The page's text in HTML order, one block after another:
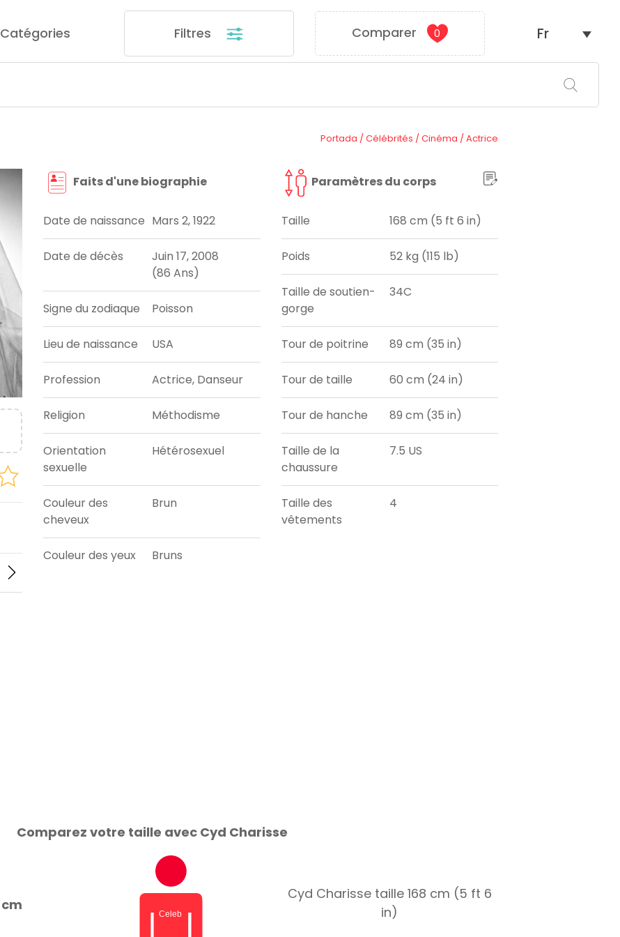
Catégories Filtres Comparer 0 Fr
Portada /Célébrités /Cinéma /Actrice
Faits d'une biographie
Date de naissance Mars 2, 1922
Date de décès
Juin 17, 2008
(86 Ans)
Signe du zodiaque Poisson
Lieu de naissance USA
Profession Actrice, Danseur
Religion Méthodisme
Orientation
sexuelle
Hétérosexuel
Couleur des
cheveux
Brun
Couleur des yeux Bruns
Paramètres du corps
Taille 168 cm (5 ft 6 in)
Poids 52 kg (115 lb)
Taille de soutien-
gorge
34C
Tour de poitrine 89 cm (35 in)
Tour de taille 60 cm (24 in)
Tour de hanche 89 cm (35 in)
Taille de la
chaussure
7.5 US
Taille des
vêtements
4
Comparez votre taille avec Cyd Charisse
cm
Cyd Charisse taille 168 cm (5 ft 6
in)